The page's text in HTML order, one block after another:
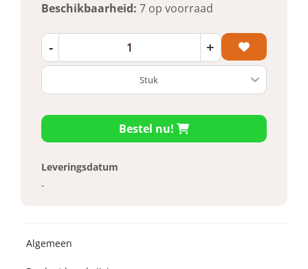
Beschikbaarheid: 7 op voorraad
- +
Bestel nu!
Leveringsdatum
-
Algemeen